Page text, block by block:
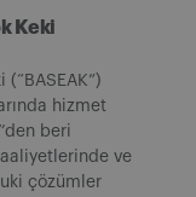
Keki
hizmet
beri
ve
çözümler